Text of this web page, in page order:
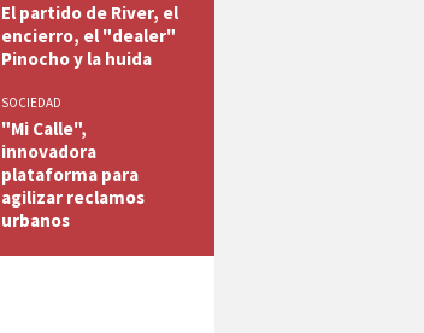
El partido de River, el
encierro, el "dealer"
Pinocho y la huida
SOCIEDAD
"Mi Calle",
innovadora
plataforma para
agilizar reclamos
urbanos